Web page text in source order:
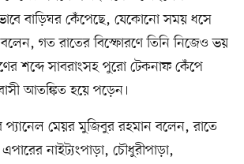
বাড়িঘর কেঁপেছে, যেকোনো সময় ধসে
গত রাতের বিস্ফোরণে তিনি নিজেও ভয়
শব্দে সাবরাংসহ পুরো টেকনাফ কেঁপে
আতঙ্কিত হয়ে পড়েন।
মেয়র মুজিবুর রহমান বলেন, রাতে
নাইট্যংপাড়া, চৌধুরীপাড়া,